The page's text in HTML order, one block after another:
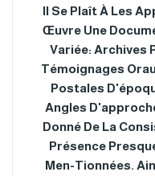
Il Se Plaît À Les
Œuvre Une
Variée: Archives
Témoignages
Postales
Angles
Donné De La
Présence
Men-Tionnées.